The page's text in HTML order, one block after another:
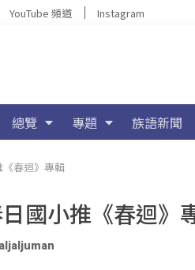
YouTube 頻道 Instagram
總覽 專題 族語新聞
《春迴》專輯
國小推《春迴》